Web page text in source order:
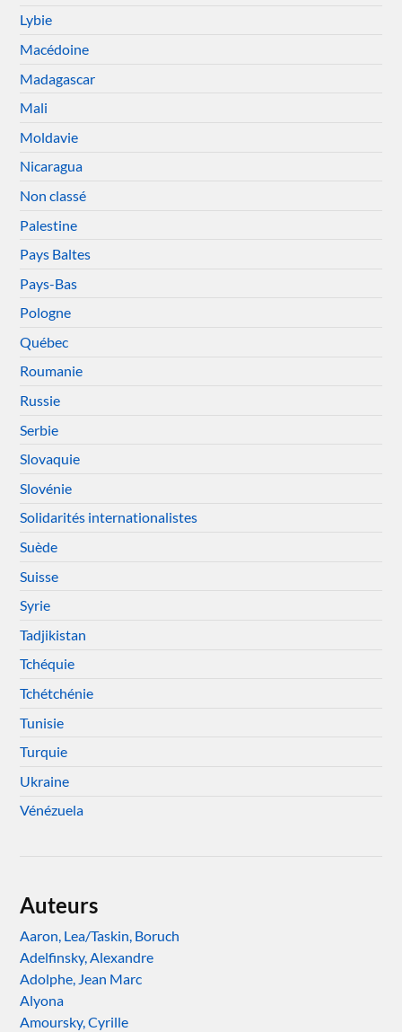
Lybie
Macédoine
Madagascar
Mali
Moldavie
Nicaragua
Non classé
Palestine
Pays Baltes
Pays-Bas
Pologne
Québec
Roumanie
Russie
Serbie
Slovaquie
Slovénie
Solidarités internationalistes
Suède
Suisse
Syrie
Tadjikistan
Tchéquie
Tchétchénie
Tunisie
Turquie
Ukraine
Vénézuela
Auteurs
Aaron, Lea/Taskin, Boruch
Adelfinsky, Alexandre
Adolphe, Jean Marc
Alyona
Amoursky, Cyrille